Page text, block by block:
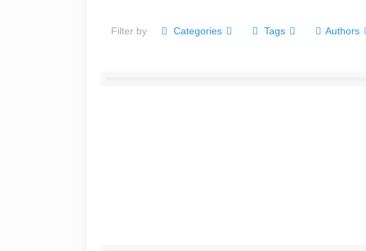
Filter by Categories Tags Authors